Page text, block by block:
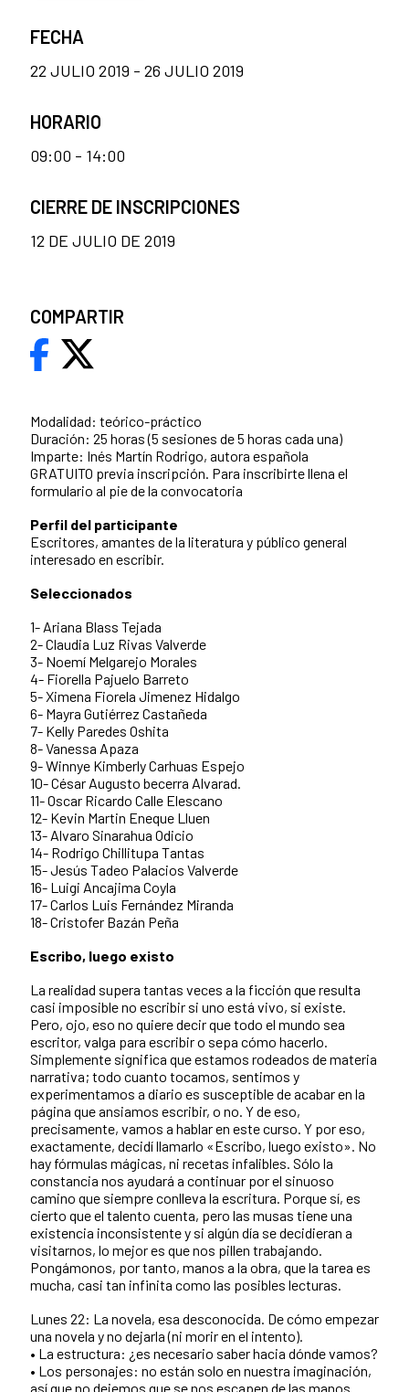
Modalidad: teórico-práctico
Duración: 25 horas (5 sesiones de 5 horas cada una)
Imparte: Inés Martín Rodrigo, autora española
GRATUITO previa inscripción. Para inscribirte llena el
formulario al pie de la convocatoria
Perfil del participante
Escritores, amantes de la literatura y público general
interesado en escribir.
Seleccionados
1- Ariana Blass Tejada
2- Claudia Luz Rivas Valverde
3- Noemí Melgarejo Morales
4- Fiorella Pajuelo Barreto
5- Ximena Fiorela Jimenez Hidalgo
6- Mayra Gutiérrez Castañeda
7- Kelly Paredes Oshita
8- Vanessa Apaza
9- Winnye Kimberly Carhuas Espejo
10- César Augusto becerra Alvarad.
11- Oscar Ricardo Calle Elescano
12- Kevin Martin Eneque Lluen
13- Alvaro Sinarahua Odicio
14- Rodrigo Chillitupa Tantas
15- Jesús Tadeo Palacios Valverde
16- Luigi Ancajima Coyla
17- Carlos Luis Fernández Miranda
18- Cristofer Bazán Peña
Escribo, luego existo
La realidad supera tantas veces a la ficción que resulta
casi imposible no escribir si uno está vivo, si existe.
Pero, ojo, eso no quiere decir que todo el mundo sea
escritor, valga para escribir o sepa cómo hacerlo.
Simplemente significa que estamos rodeados de materia
narrativa; todo cuanto tocamos, sentimos y
experimentamos a diario es susceptible de acabar en la
página que ansiamos escribir, o no. Y de eso,
precisamente, vamos a hablar en este curso. Y por eso,
exactamente, decidí llamarlo «Escribo, luego existo». No
hay fórmulas mágicas, ni recetas infalibles. Sólo la
constancia nos ayudará a continuar por el sinuoso
camino que siempre conlleva la escritura. Porque sí, es
cierto que el talento cuenta, pero las musas tiene una
existencia inconsistente y si algún día se decidieran a
visitarnos, lo mejor es que nos pillen trabajando.
Pongámonos, por tanto, manos a la obra, que la tarea es
mucha, casi tan infinita como las posibles lecturas.
Lunes 22: La novela, esa desconocida. De cómo empezar
una novela y no dejarla (ni morir en el intento).
• La estructura: ¿es necesario saber hacia dónde vamos?
• Los personajes: no están solo en nuestra imaginación,
así que no dejemos que se nos escapen de las manos.
FECHA
22 JULIO 2019 - 26 JULIO 2019
HORARIO
09:00 - 14:00
CIERRE DE INSCRIPCIONES
12 DE JULIO DE 2019
COMPARTIR